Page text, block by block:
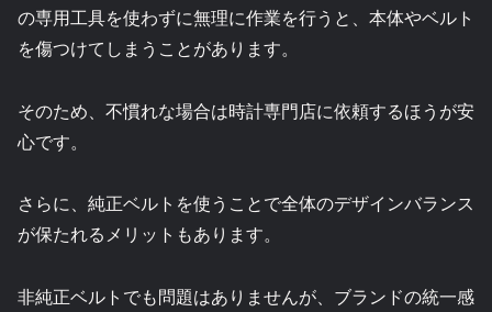
の専用工具を使わずに無理に作業を行うと、本体やベルト
を傷つけてしまうことがあります。
そのため、不慣れな場合は時計専門店に依頼するほうが安
心です。
さらに、純正ベルトを使うことで全体のデザインバランス
が保たれるメリットもあります。
非純正ベルトでも問題はありませんが、ブランドの統一感